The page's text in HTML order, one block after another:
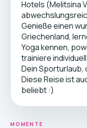
Hotels (Melitsina
Genieße einen
Griechenland,
Yoga kennen,
trainiere
Dein Sporturlaub,
Diese Reise ist
beliebt :)
MOMENTE